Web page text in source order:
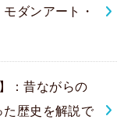
ダンアート・
：昔ながらの
た歴史を解説で